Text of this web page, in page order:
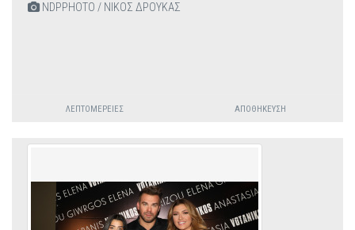
NDPPHOTO / ΝΙΚΟΣ ΔΡΟΥΚΑΣ
ΛΕΠΤΟΜΈΡΕΙΕΣ ΑΠΟΘΉΚΕΥΣΗ